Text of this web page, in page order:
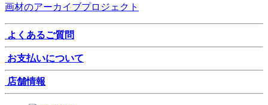
画材のアーカイブプロジェクト
よくあるご質問
お支払いについて
店舗情報